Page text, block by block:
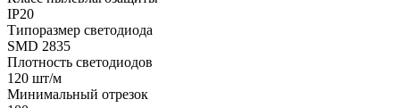
IP20
Типоразмер светодиода
SMD 2835
Плотность светодиодов
120 шт/м
Минимальный отрезок